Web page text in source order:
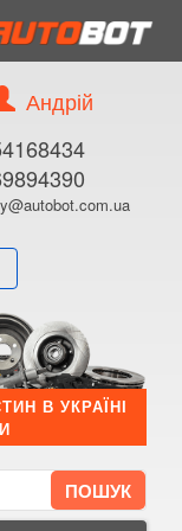
Андрій
В УКРАЇНІ